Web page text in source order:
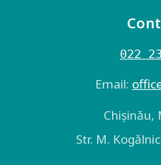
022
Email:
Chişinău,
Str. M.